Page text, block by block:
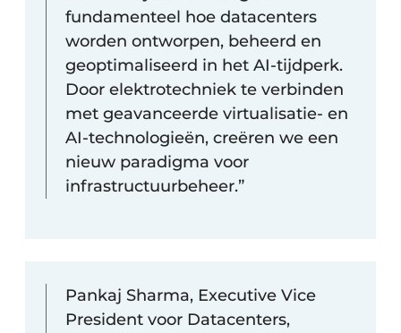
fundamenteel hoe datacenters
worden ontworpen, beheerd en
geoptimaliseerd in het AI-tijdperk.
Door elektrotechniek te verbinden
met geavanceerde virtualisatie- en
AI-technologieën, creëren we een
nieuw paradigma voor
infrastructuurbeheer.”
Pankaj Sharma, Executive Vice
President voor Datacenters,